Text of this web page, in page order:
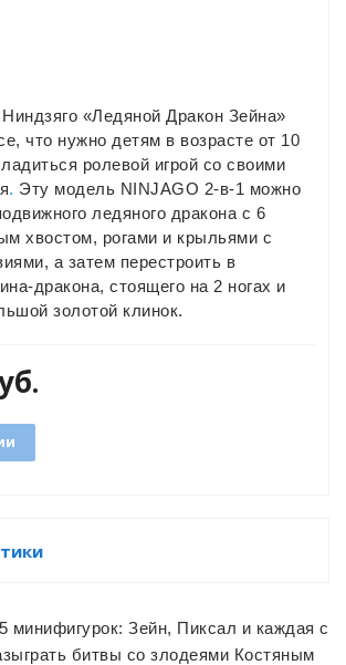
«Ледяной Дракон Зейна»
что нужно детям в возрасте от 10
ролевой игрой со своими
. Эту модель NINJAGO 2-в-1 можно
ледяного дракона с 6
хвостом, рогами и крыльями с
а затем перестроить в
дракона, стоящего на 2 ногах и
золотой клинок.
минифигурок: Зейн, Пиксал и каждая с
битвы со злодеями Костяным